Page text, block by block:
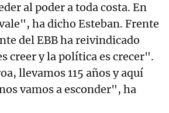
al poder a toda costa. En
ha dicho Esteban. Frente
del EBB ha reivindicado
creer y la política es crecer".
llevamos 115 años y aquí
vamos a esconder", ha